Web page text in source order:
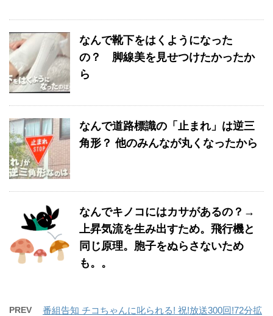
なんで靴下をはくようになった
の？ 脚線美を見せつけたかったか
ら
なんで道路標識の「止まれ」は逆三
角形？ 他のみんなが丸くなったから
なんでキノコにはカサがあるの？→
上昇気流を生み出すため。飛行機と
同じ原理。胞子をぬらさないため
も。。
PREV
番組告知 チコちゃんに叱られる! 祝!放送300回!72分拡